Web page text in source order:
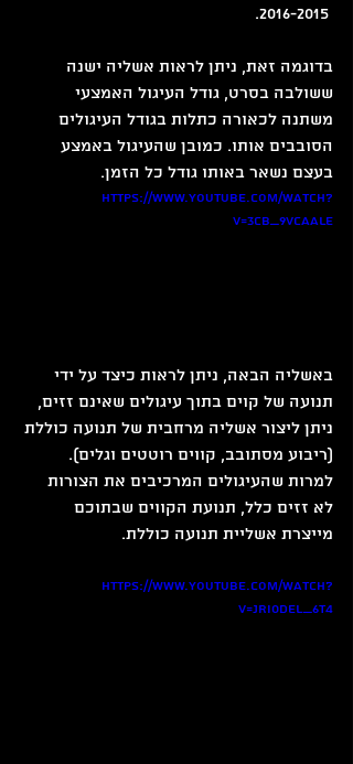
בדוגמה זאת, ניתן לראות אשליה ישנה
ששולבה בסרט, גודל העיגול האמצעי
משתנה לכאורה כתלות בגודל העיגולים
הסובבים אותו. כמובן שהעיגול באמצע
בעצם נשאר באותו גודל כל הזמן.
https://www.youtube.com/watch?
v=3cB_9vcAaLE
באשליה הבאה, ניתן לראות כיצד על ידי
תנועה של קוים בתוך עיגולים שאינם זזים,
ניתן ליצור אשליה מרחבית של תנועה כוללת
(ריבוע מסתובב, קווים רוטטים וגלים).
למרות שהעיגולים המרכיבים את הצורות
לא זזים כלל, תנועת הקווים שבתוכם
מייצרת אשליית תנועה כוללת.
https://www.youtube.com/watch?
v=Jri0del_6t4